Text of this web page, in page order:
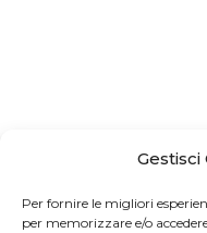
Gestisci
Per fornire le migliori
per memorizzare e/o